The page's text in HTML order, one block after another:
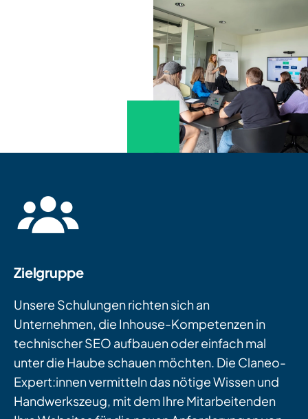
Zielgruppe
Unsere Schulungen richten sich an
Unternehmen, die Inhouse-Kompetenzen in
technischer SEO aufbauen oder einfach mal
unter die Haube schauen möchten. Die Claneo-
Expert:innen vermitteln das nötige Wissen und
Handwerkszeug, mit dem Ihre Mitarbeitenden